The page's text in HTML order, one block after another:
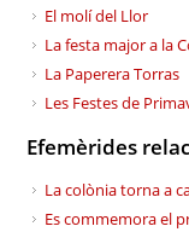
El molí del Llor
La festa major a la
La Paperera Torras
Les Festes de
Efemèrides
La colònia torna a
Es commemora el